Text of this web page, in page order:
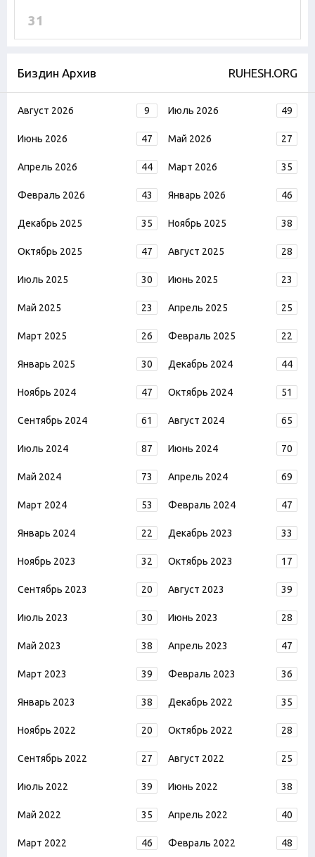
31
Биздин Архив RUHESH.ORG
Август 2026 9 Июль 2026 49
Июнь 2026 47 Май 2026 27
Апрель 2026 44 Март 2026 35
Февраль 2026 43 Январь 2026 46
Декабрь 2025 35 Ноябрь 2025 38
Октябрь 2025 47 Август 2025 28
Июль 2025 30 Июнь 2025 23
Май 2025 23 Апрель 2025 25
Март 2025 26 Февраль 2025 22
Январь 2025 30 Декабрь 2024 44
Ноябрь 2024 47 Октябрь 2024 51
Сентябрь 2024 61 Август 2024 65
Июль 2024 87 Июнь 2024 70
Май 2024 73 Апрель 2024 69
Март 2024 53 Февраль 2024 47
Январь 2024 22 Декабрь 2023 33
Ноябрь 2023 32 Октябрь 2023 17
Сентябрь 2023 20 Август 2023 39
Июль 2023 30 Июнь 2023 28
Май 2023 38 Апрель 2023 47
Март 2023 39 Февраль 2023 36
Январь 2023 38 Декабрь 2022 35
Ноябрь 2022 20 Октябрь 2022 28
Сентябрь 2022 27 Август 2022 25
Июль 2022 39 Июнь 2022 38
Май 2022 35 Апрель 2022 40
Март 2022 46 Февраль 2022 48